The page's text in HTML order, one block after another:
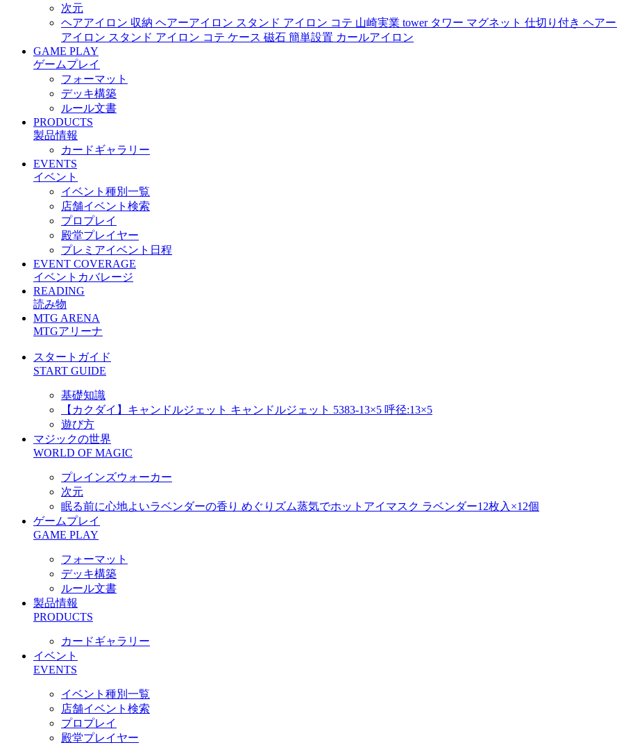
次元
ヘアアイロン 収納 ヘアーアイロン スタンド アイロン コテ 山崎実業 tower タワー マグネット 仕切り付き ヘア
アイロン スタンド アイロン コテ ケース 磁石 簡単設置 カールアイロン
GAME PLAY
ゲームプレイ
フォーマット
デッキ構築
ルール文書
PRODUCTS
製品情報
カードギャラリー
EVENTS
イベント
イベント種別一覧
店舗イベント検索
プロプレイ
殿堂プレイヤー
プレミアイベント日程
EVENT COVERAGE
イベントカバレージ
READING
読み物
MTG ARENA
MTGアリーナ
スタートガイド
START GUIDE
基礎知識
【カクダイ】キャンドルジェット キャンドルジェット 5383-13×5 呼径:13×5
遊び方
マジックの世界
WORLD OF MAGIC
プレインズウォーカー
次元
眠る前に心地よいラベンダーの香り めぐりズム蒸気でホットアイマスク ラベンダー12枚入×12個
ゲームプレイ
GAME PLAY
フォーマット
デッキ構築
ルール文書
製品情報
PRODUCTS
カードギャラリー
イベント
EVENTS
イベント種別一覧
店舗イベント検索
プロプレイ
殿堂プレイヤー